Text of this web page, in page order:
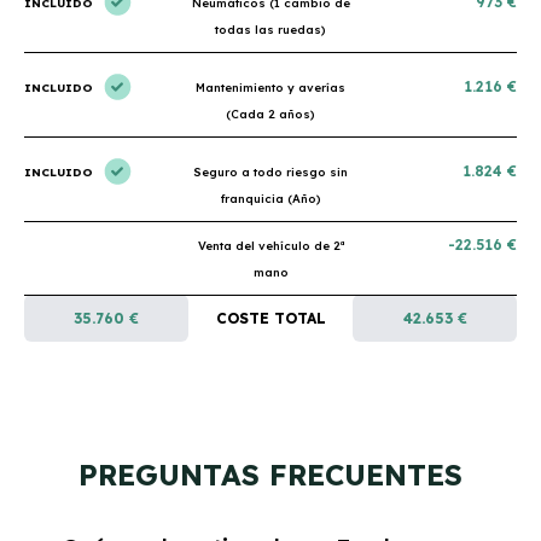
todas las ruedas)
INCLUIDO
Mantenimiento y averías
(Cada 2 años)
1.216 €
INCLUIDO
Seguro a todo riesgo sin
franquicia (Año)
1.824 €
Venta del vehículo de 2ª
mano
-22.516 €
35.760 € COSTE TOTAL 42.653 €
PREGUNTAS FRECUENTES